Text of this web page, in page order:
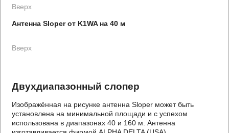
Вверх
Антенна Sloper от K1WA на 40 м
Вверх
Двухдиапазонный слопер
Изображённая на рисунке антенна Sloper может быть
установлена на минимальной площади и с успехом
использована в диапазонах 40 и 160 м. Антенна